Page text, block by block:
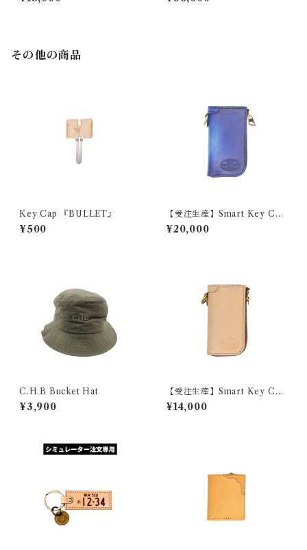
その他の商品
Key Cap 『BULLET』
¥500
【受注生産】Smart Key Cas
e 『GROUND GRADATIO
N』
¥20,000
C.H.B Bucket Hat
¥3,900
【受注生産】Smart Key Cas
e 『GROUND PLANE』
¥14,000